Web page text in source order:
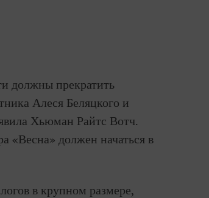
должны прекратить
Алеся Беляцкого и
Хьюман Райтс Вотч.
«Весна» должен начаться в
в крупном размере,